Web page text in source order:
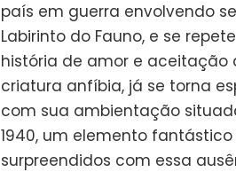
país em guerra envolvendo
Labirinto do Fauno, e se
história de amor e
criatura anfíbia, já se torna
com sua ambientação
1940, um elemento fantástico
surpreendidos com essa